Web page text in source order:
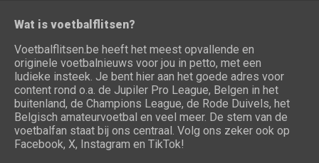
Wat is voetbalflitsen?
Voetbalflitsen.be heeft het meest opvallende en
originele voetbalnieuws voor jou in petto, met een
ludieke insteek. Je bent hier aan het goede adres voor
content rond o.a. de Jupiler Pro League, Belgen in het
buitenland, de Champions League, de Rode Duivels, het
Belgisch amateurvoetbal en veel meer. De stem van de
voetbalfan staat bij ons centraal. Volg ons zeker ook op
Facebook, X, Instagram en TikTok!